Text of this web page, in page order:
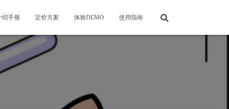
绍手册 定价方案 体验DEMO 使用指南